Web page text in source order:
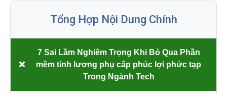
Tổng Hợp Nội Dung Chính
❌
7 Sai Lầm Nghiêm Trọng Khi Bỏ Qua Phần
mềm tính lương phụ cấp phúc lợi phức tạp
Trong Ngành Tech